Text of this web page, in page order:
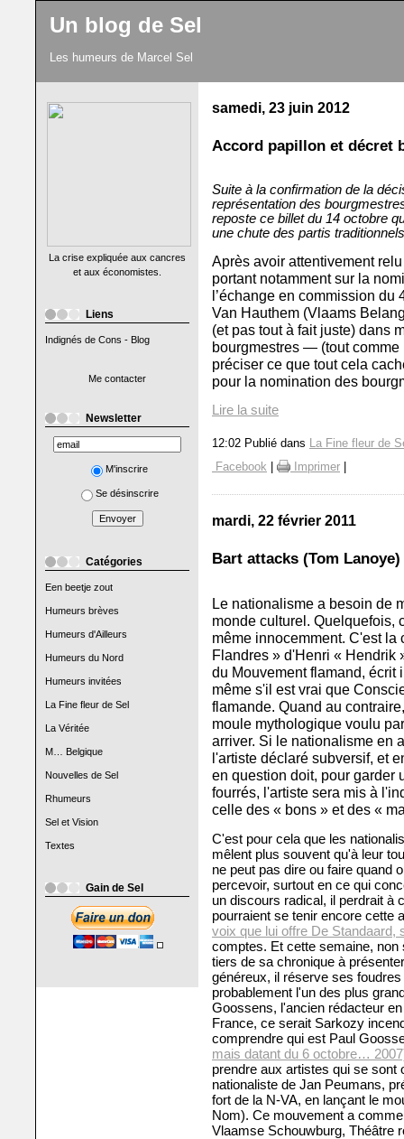
Un blog de Sel
Les humeurs de Marcel Sel
La crise expliquée aux cancres
et aux économistes.
Liens
Indignés de Cons - Blog
Me contacter
Newsletter
M'inscrire
Se désinscrire
Catégories
Een beetje zout
Humeurs brèves
Humeurs d'Ailleurs
Humeurs du Nord
Humeurs invitées
La Fine fleur de Sel
La Véritée
M… Belgique
Nouvelles de Sel
Rhumeurs
Sel et Vision
Textes
Gain de Sel
samedi, 23 juin 2012
Accord papillon et décret
Suite à la confirmation de la
représentation des
reposte ce billet du 14 octobre
une chute des partis
Après avoir attentivement
portant notamment sur la
l’échange en commission du
Van Hauthem (Vlaams
(et pas tout à fait juste) dans
bourgmestres — (tout comme
préciser ce que tout cela
pour la nomination des
Lire la suite
12:02 Publié dans La Fine fleur de
Facebook
Imprimer
mardi, 22 février 2011
Bart attacks (Tom
Le nationalisme a besoin de
monde culturel. Quelquefois,
même innocemment. C'est
Flandres » d'Henri « Hendrik
du Mouvement flamand, écrit
même s'il est vrai que
flamande. Quand au
moule mythologique voulu
arriver. Si le nationalisme en
l'artiste déclaré subversif, et
en question doit, pour garder
fourrés, l'artiste sera mis à
celle des « bons » et des «
C'est pour cela que les
mêlent plus souvent qu'à leur
ne peut pas dire ou faire quand
percevoir, surtout en ce qui
un discours radical, il perdrait à
pourraient se tenir encore cette
voix que lui offre De Standaard,
comptes. Et cette semaine,
tiers de sa chronique à
généreux, il réserve ses
probablement l'un des plus
Goossens, l'ancien rédacteur
France, ce serait Sarkozy
comprendre qui est Paul
mais datant du 6 octobre…
prendre aux artistes qui se
nationaliste de Jan Peumans,
fort de la N-VA, en lançant le
Nom). Ce mouvement a
Vlaamse Schouwburg, Théâtre